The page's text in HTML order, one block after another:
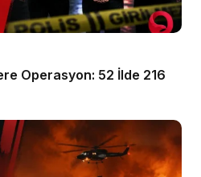
Operasyon: 52 İlde 216